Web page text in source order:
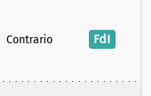
Contrario FdI